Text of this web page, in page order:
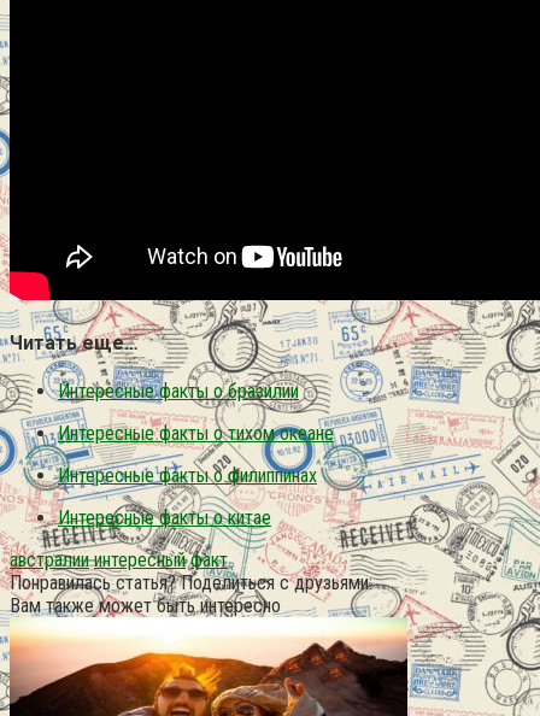
Читать еще…
Интересные факты о бразилии
Интересные факты о тихом океане
Интересные факты о филиппинах
Интересные факты о китае
австралии интересный факт
Понравилась статья? Поделиться с друзьями:
Вам также может быть интересно